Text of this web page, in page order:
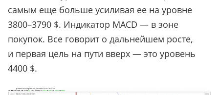
самым еще больше усиливая ее на уровне
3800–3790 $. Индикатор MACD — в зоне
покупок. Все говорит о дальнейшем росте,
и первая цель на пути вверх — это уровень
4400 $.